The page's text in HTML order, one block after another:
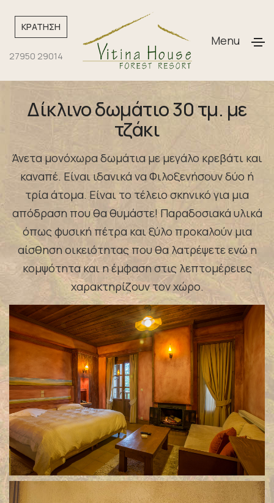
ΚΡΑΤΗΣΗ
27950 29014
Menu
Δίκλινο δωμάτιο 30 τμ. με
τζάκι
Άνετα μονόχωρα δωμάτια με μεγάλο κρεβάτι και
καναπέ. Είναι ιδανικά να Φιλοξενήσουν δύο ή
τρία άτομα. Είναι το τέλειο σκηνικό για μια
απόδραση που θα θυμάστε! Παραδοσιακά υλικά
όπως φυσική πέτρα και ξύλο προκαλούν μια
αίσθηση οικειότητας που θα λατρέψετε ενώ η
κομψότητα και η έμφαση στις λεπτομέρειες
χαρακτηρίζουν τον χώρο.